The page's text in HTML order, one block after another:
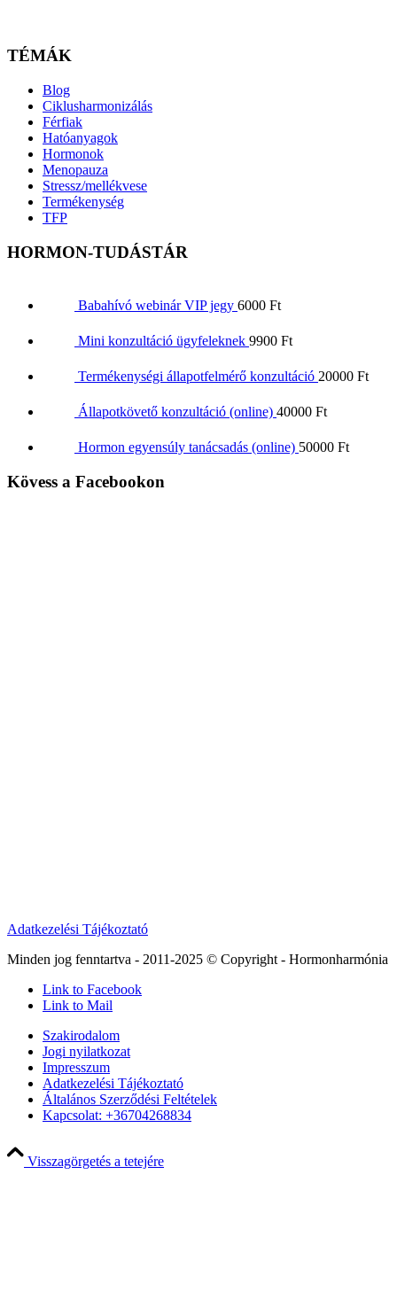
TÉMÁK
Blog
Ciklusharmonizálás
Férfiak
Hatóanyagok
Hormonok
Menopauza
Stressz/mellékvese
Termékenység
TFP
HORMON-TUDÁSTÁR
Babahívó webinár VIP jegy 6000 Ft
Mini konzultáció ügyfeleknek 9900 Ft
Termékenységi állapotfelmérő konzultáció 20000 Ft
Állapotkövető konzultáció (online) 40000 Ft
Hormon egyensúly tanácsadás (online) 50000 Ft
Kövess a Facebookon
Adatkezelési Tájékoztató
Minden jog fenntartva - 2011-2025 © Copyright - Hormonharmónia
Link to Facebook
Link to Mail
Szakirodalom
Jogi nyilatkozat
Impresszum
Adatkezelési Tájékoztató
Általános Szerződési Feltételek
Kapcsolat: +36704268834
Visszagörgetés a tetejére